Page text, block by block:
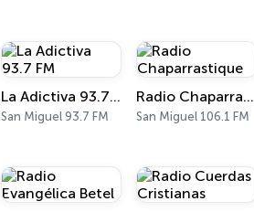
La Adictiva 93.7 FM
San Miguel 93.7 FM
Radio Chaparrastique
San Miguel 106.1 FM